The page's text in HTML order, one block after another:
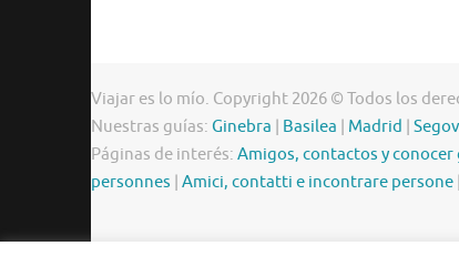
Viajar es lo mío. Copyright 2026 © Todos los
Nuestras guías: Ginebra | Basilea | Madrid |
Páginas de interés: Amigos, contactos y conocer
personnes | Amici, contatti e incontrare persone